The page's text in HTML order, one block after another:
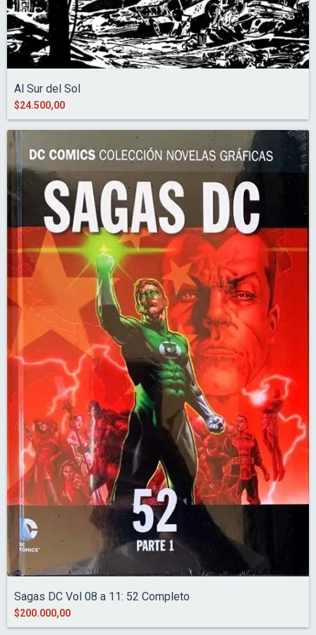
Al Sur del Sol
$24.500,00
Sagas DC Vol 08 a 11: 52 Completo
$200.000,00